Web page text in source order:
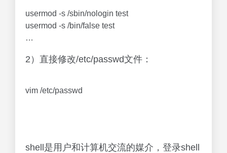
usermod -s /sbin/nologin test
usermod -s /bin/false test
…
2）直接修改/etc/passwd文件：
vim /etc/passwd
shell是用户和计算机交流的媒介，登录shell